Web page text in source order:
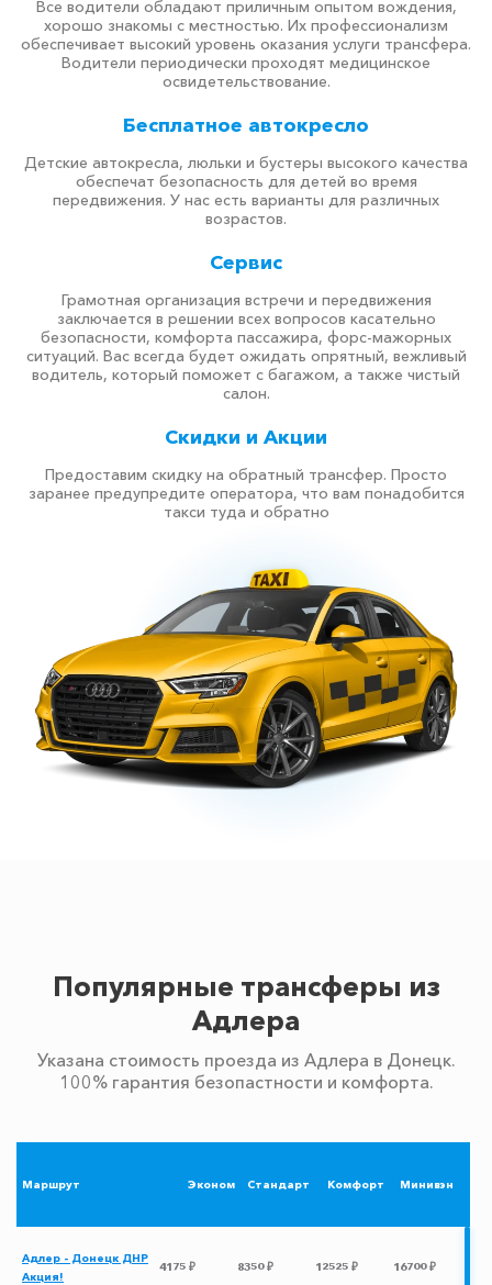
Все водители обладают приличным опытом вождения,
хорошо знакомы с местностью. Их профессионализм
обеспечивает высокий уровень оказания услуги трансфера.
Водители периодически проходят медицинское
освидетельствование.
Бесплатное автокресло
Детские автокресла, люльки и бустеры высокого качества
обеспечат безопасность для детей во время
передвижения. У нас есть варианты для различных
возрастов.
Сервис
Грамотная организация встречи и передвижения
заключается в решении всех вопросов касательно
безопасности, комфорта пассажира, форс-мажорных
ситуаций. Вас всегда будет ожидать опрятный, вежливый
водитель, который поможет с багажом, а также чистый
салон.
Скидки и Акции
Предоставим скидку на обратный трансфер. Просто
заранее предупредите оператора, что вам понадобится
такси туда и обратно
Популярные трансферы из
Адлера
Указана стоимость проезда из Адлера в Донецк.
100% гарантия безопастности и комфорта.
Маршрут Эконом Стандарт Комфорт Минивэн
Адлер - Донецк ДНР
Акция!
4175 ₽ 8350 ₽ 12525 ₽ 16700 ₽